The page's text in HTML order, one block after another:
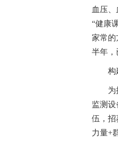
血压
“健康
家常的
半年，
构
为
监测设
伍，招
力量+